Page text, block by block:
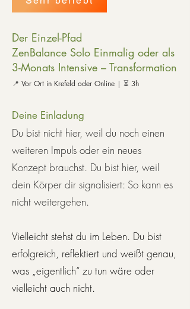
Der Einzel-Pfad
ZenBalance Solo Einmalig oder als
3-Monats Intensive – Transformation
📍 Vor Ort in Krefeld oder Online | ⏳ 3h
Deine Einladung
Du bist nicht hier, weil du noch einen
weiteren Impuls oder ein neues
Konzept brauchst. Du bist hier, weil
dein Körper dir signalisiert: So kann es
nicht weitergehen.
Vielleicht stehst du im Leben. Du bist
erfolgreich, reflektiert und weißt genau,
was „eigentlich“ zu tun wäre oder
vielleicht auch nicht.